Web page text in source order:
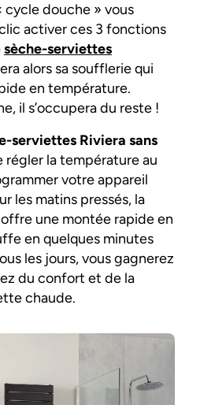
cycle douche » vous
activer ces 3 fonctions
sèche-serviettes
alors sa soufflerie qui
en température.
il s’occupera du reste !
serviettes Riviera sans
régler la température au
votre appareil
les matins pressés, la
une montée rapide en
en quelques minutes
les jours, vous gagnerez
du confort et de la
chaude.